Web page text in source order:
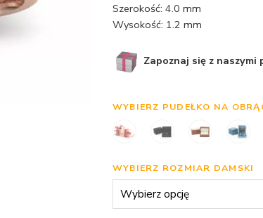
Szerokość: 4.0 mm
Wysokość: 1.2 mm
Zapoznaj się z naszymi
WYBIERZ PUDEŁKO NA
WYBIERZ ROZMIAR DAMSKI